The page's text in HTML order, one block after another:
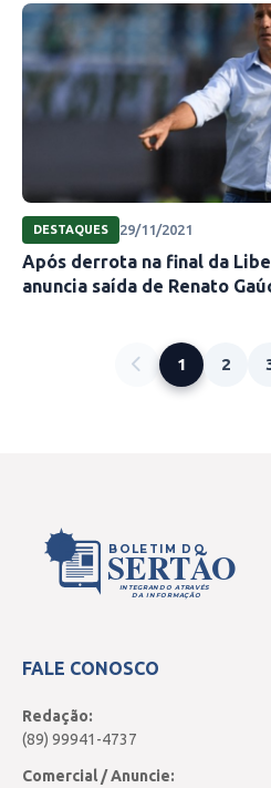
DESTAQUES 29/11/2021
Após derrota na final da
anuncia saída de Renato
1 2
BOLETIM DO
SERTÃO
INTEGRANDO ATRAVÉS
DA INFORMAÇÃO
FALE CONOSCO
Redação:
(89) 99941-4737
Comercial / Anuncie: